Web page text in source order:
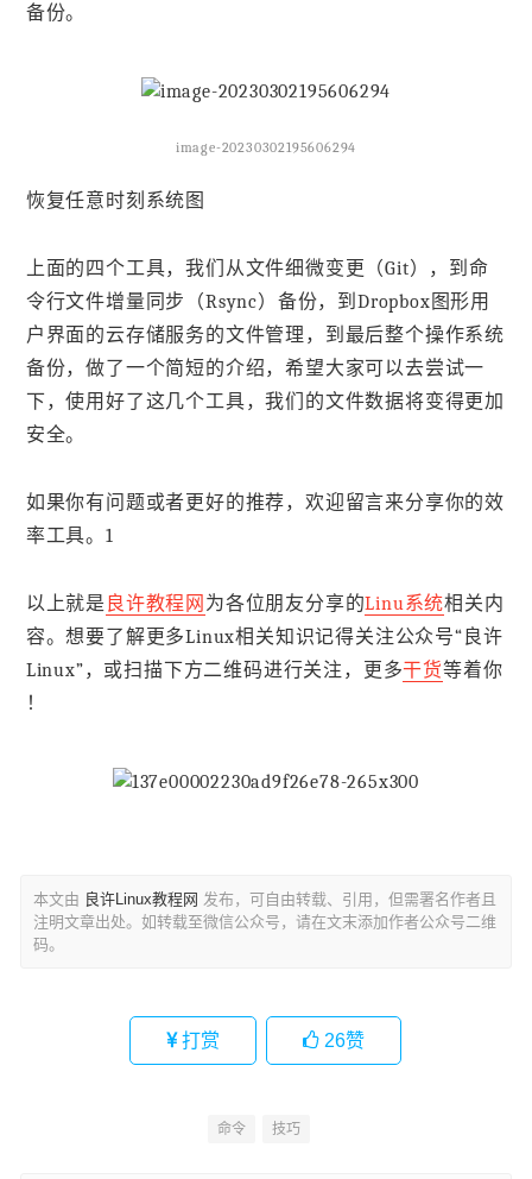
备份。
image-20230302195606294
恢复任意时刻系统图
上面的四个工具，我们从文件细微变更（Git），到命
令行文件增量同步（Rsync）备份，到Dropbox图形用
户界面的云存储服务的文件管理，到最后整个操作系统
备份，做了一个简短的介绍，希望大家可以去尝试一
下，使用好了这几个工具，我们的文件数据将变得更加
安全。
如果你有问题或者更好的推荐，欢迎留言来分享你的效
率工具。1
以上就是 良许教程网 为各位朋友分享的Linu系统相关内
容。想要了解更多Linux相关知识记得关注公众号“良许
Linux”，或扫描下方二维码进行关注，更多干货等着你
！
本文由 良许Linux教程网 发布，可自由转载、引用，但需署名作者且
注明文章出处。如转载至微信公众号，请在文末添加作者公众号二维
码。
打赏 26赞
命令 技巧